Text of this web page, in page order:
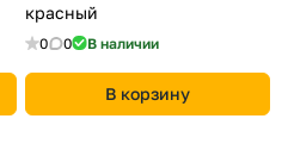
красный
0 0 В наличии
В корзину